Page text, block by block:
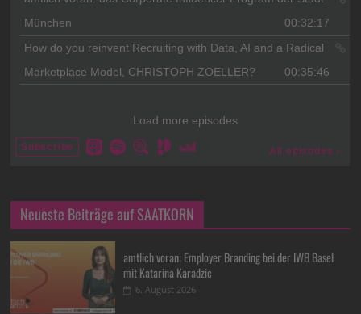
Neueste Beiträge auf SAATKORN
amtlich voran: Employer Branding bei der IWB Basel
mit Katarina Karadzic
6. August 2026